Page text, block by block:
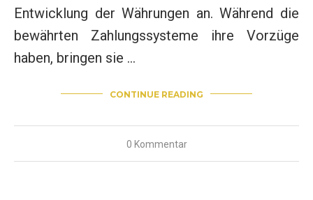
Entwicklung der Währungen an. Während die
bewährten Zahlungssysteme ihre Vorzüge
haben, bringen sie …
CONTINUE READING
0 Kommentar